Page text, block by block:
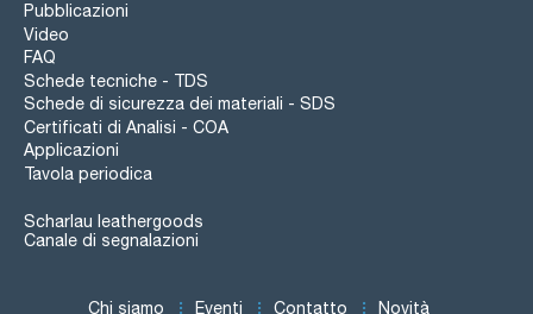
Pubblicazioni
Video
FAQ
Schede tecniche - TDS
Schede di sicurezza dei materiali - SDS
Certificati di Analisi - COA
Applicazioni
Tavola periodica
Scharlau leathergoods
Canale di segnalazioni
Chi siamo Eventi Contatto Novità